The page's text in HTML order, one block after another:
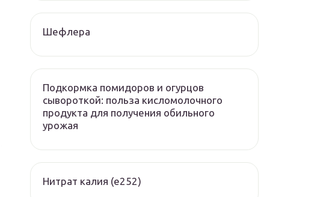
Шефлера
Подкормка помидоров и огурцов
сывороткой: польза кисломолочного
продукта для получения обильного
урожая
Нитрат калия (е252)